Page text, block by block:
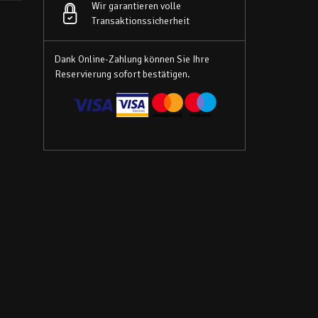
Wir garantieren volle
Transaktionssicherheit
Dank Online-Zahlung können Sie Ihre
Reservierung sofort bestätigen.